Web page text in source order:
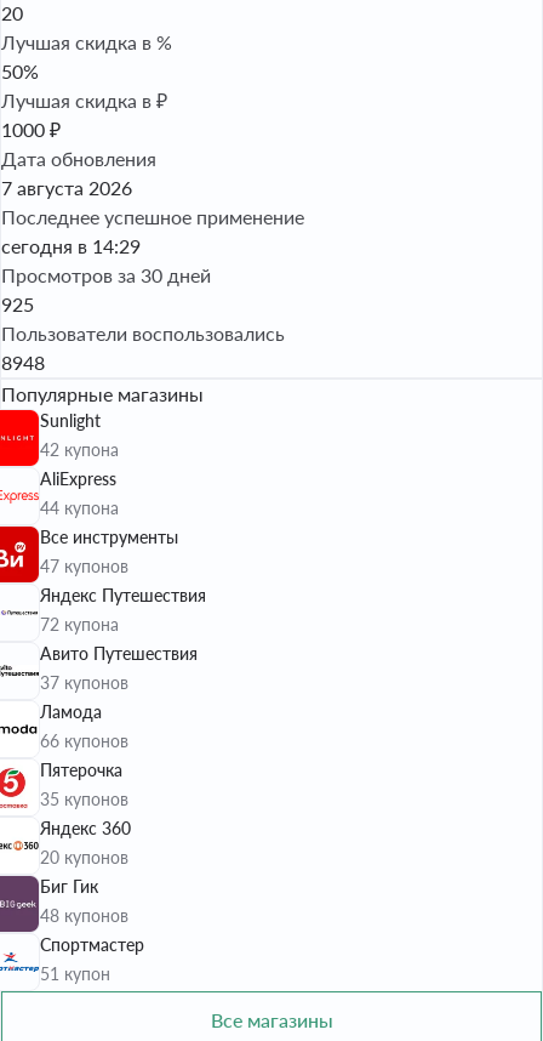
20
Лучшая скидка в %
50%
Лучшая скидка в ₽
1000 ₽
Дата обновления
7 августа 2026
Последнее успешное применение
сегодня в 14:29
Просмотров за 30 дней
925
Пользователи воспользовались
8948
Популярные магазины
Sunlight
42 купона
AliExpress
44 купона
Все инструменты
47 купонов
Яндекс Путешествия
72 купона
Авито Путешествия
37 купонов
Ламода
66 купонов
Пятерочка
35 купонов
Яндекс 360
20 купонов
Биг Гик
48 купонов
Спортмастер
51 купон
Все магазины